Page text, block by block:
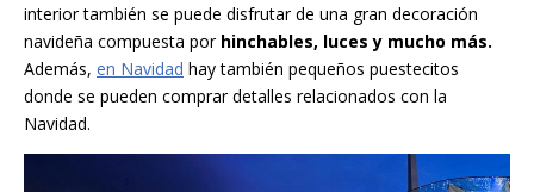
interior también se puede disfrutar de una gran decoración
navideña compuesta porhinchables, luces y mucho más.
Además, en Navidad hay también pequeños puestecitos
donde se pueden comprar detalles relacionados con la
Navidad.